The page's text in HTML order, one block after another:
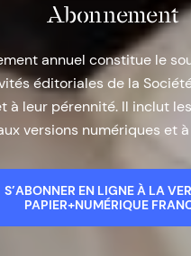
Abonnement
annuel constitue le
éditoriales de la
à leur pérennité. Il inclut
versions numériques et
S’ABONNER EN LIGNE À LA
PAPIER+NUMÉRIQUE